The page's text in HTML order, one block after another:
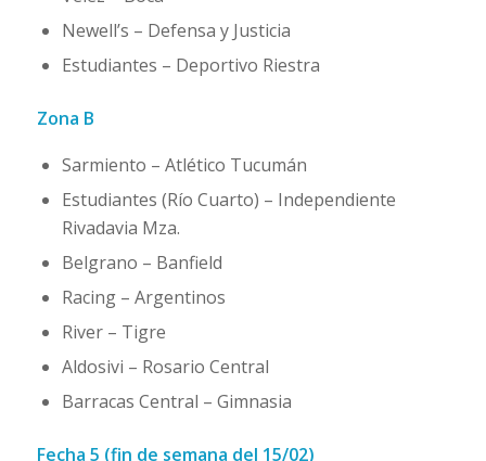
Newell’s – Defensa y Justicia
Estudiantes – Deportivo Riestra
Zona B
Sarmiento – Atlético Tucumán
Estudiantes (Río Cuarto) – Independiente
Rivadavia Mza.
Belgrano – Banfield
Racing – Argentinos
River – Tigre
Aldosivi – Rosario Central
Barracas Central – Gimnasia
Fecha 5 (fin de semana del 15/02)